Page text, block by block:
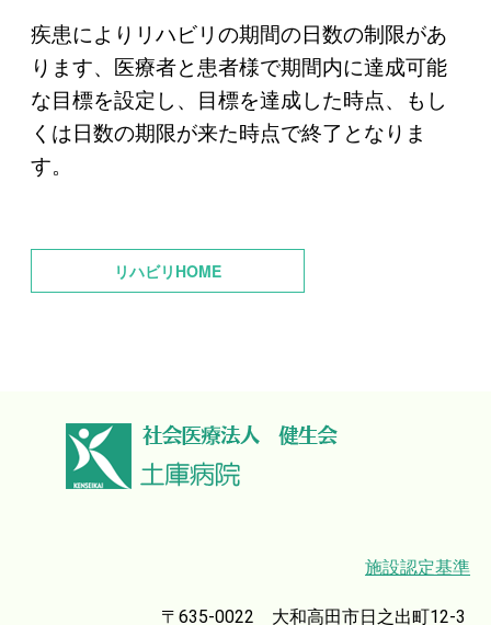
疾患によりリハビリの期間の日数の制限があ
ります、医療者と患者様で期間内に達成可能
な目標を設定し、目標を達成した時点、もし
くは日数の期限が来た時点で終了となりま
す。
リハビリHOME
施設認定基準
〒635-0022 大和高田市日之出町12-3